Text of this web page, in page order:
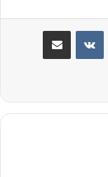
مشاركة عبر البريد